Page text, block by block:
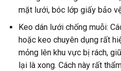
mặt lưới, bóc lớp giấy bảo
Keo dán lưới chống muỗi:
hoặc keo chuyên dụng rất
mỏng lên khu vực bị rách,
lại là xong. Cách này rất